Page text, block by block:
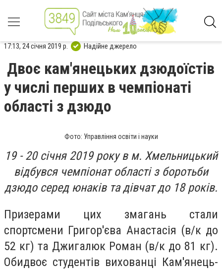
17:13, 24 січня 2019 р. Надійне джерело
Двоє кам'янецьких дзюдоїстів
у числі перших в чемпіонаті
області з дзюдо
Фото: Управління освіти і науки
19 - 20 січня 2019 року в м. Хмельницький
відбувся чемпіонат області з боротьби
дзюдо серед юнаків та дівчат до 18 років.
Призерами цих змагань стали
спортсмени Григор'єва Анастасія (в/к до
52 кг) та Джигалюк Роман (в/к до 81 кг).
Обидвоє студентів вихованці Кам'янець-